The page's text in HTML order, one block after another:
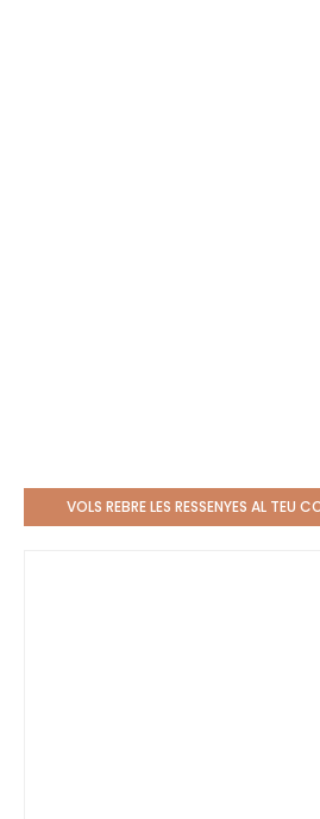
VOLS REBRE LES RESSENYES AL TEU